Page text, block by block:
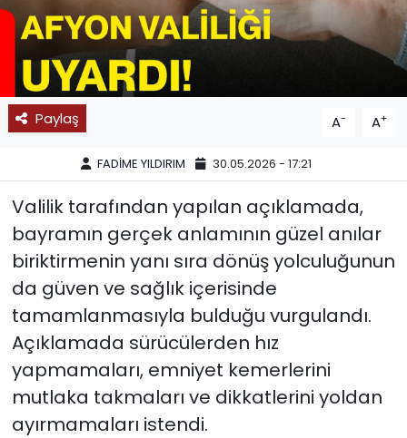
Paylaş A- A+
FADİME YILDIRIM 30.05.2026 - 17:21
Valilik tarafından yapılan açıklamada,
bayramın gerçek anlamının güzel anılar
biriktirmenin yanı sıra dönüş yolculuğunun
da güven ve sağlık içerisinde
tamamlanmasıyla bulduğu vurgulandı.
Açıklamada sürücülerden hız
yapmamaları, emniyet kemerlerini
mutlaka takmaları ve dikkatlerini yoldan
ayırmamaları istendi.
11:11 MANŞET